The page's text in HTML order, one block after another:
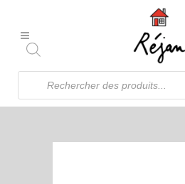
Recherche
produits